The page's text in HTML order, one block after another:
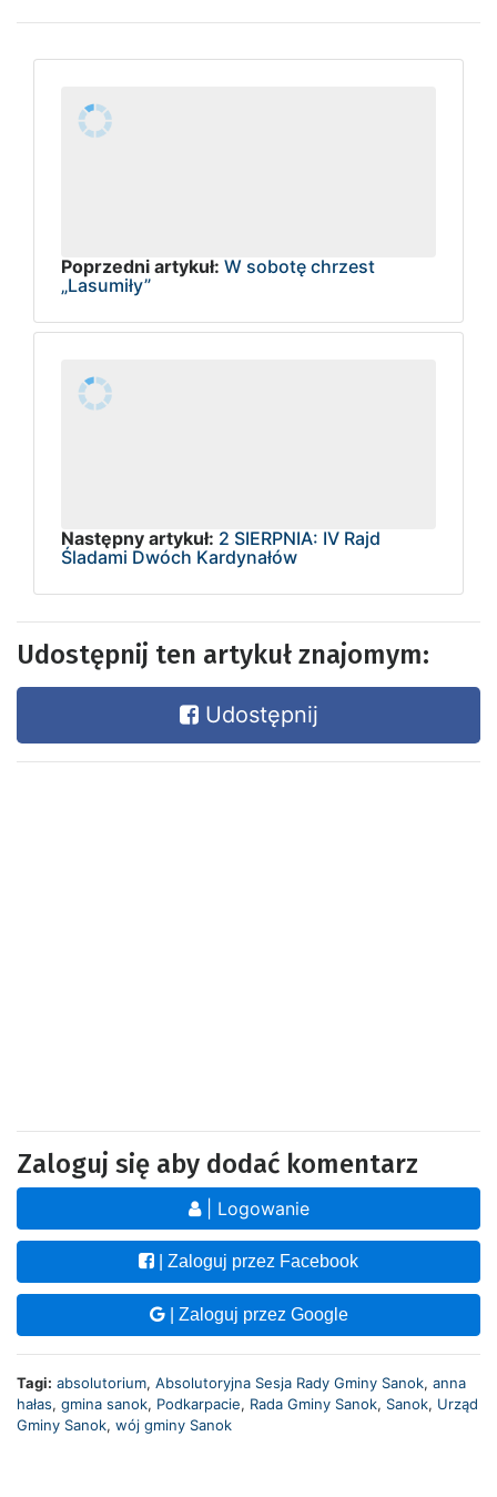
Poprzedni artykuł: W sobotę chrzest
„Lasumiły”
Następny artykuł: 2 SIERPNIA: IV Rajd
Śladami Dwóch Kardynałów
Udostępnij ten artykuł znajomym:
Udostępnij
Zaloguj się aby dodać komentarz
| Logowanie
| Zaloguj przez Facebook
| Zaloguj przez Google
Tagi: absolutorium, Absolutoryjna Sesja Rady Gminy Sanok, anna
hałas, gmina sanok, Podkarpacie, Rada Gminy Sanok, Sanok, Urząd
Gminy Sanok, wój gminy Sanok